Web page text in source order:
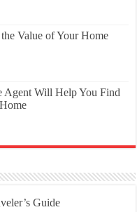
Value of Your Home
Agent Will Help You Find
Guide